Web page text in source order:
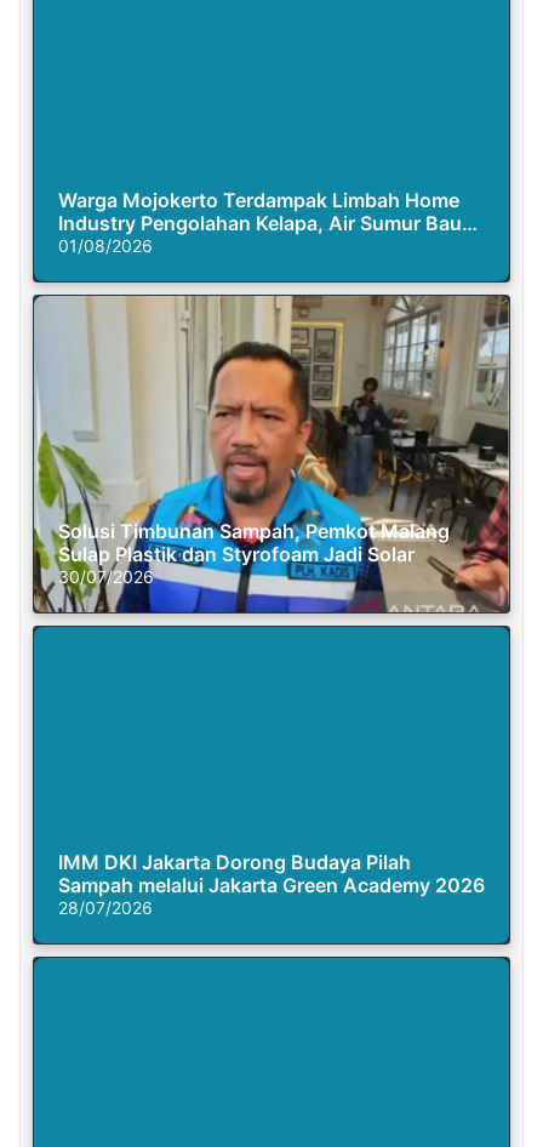
Warga Mojokerto Terdampak Limbah Home
Industry Pengolahan Kelapa, Air Sumur Bau
Busuk
01/08/2026
Solusi Timbunan Sampah, Pemkot Malang
Sulap Plastik dan Styrofoam Jadi Solar
30/07/2026
IMM DKI Jakarta Dorong Budaya Pilah
Sampah melalui Jakarta Green Academy 2026
28/07/2026